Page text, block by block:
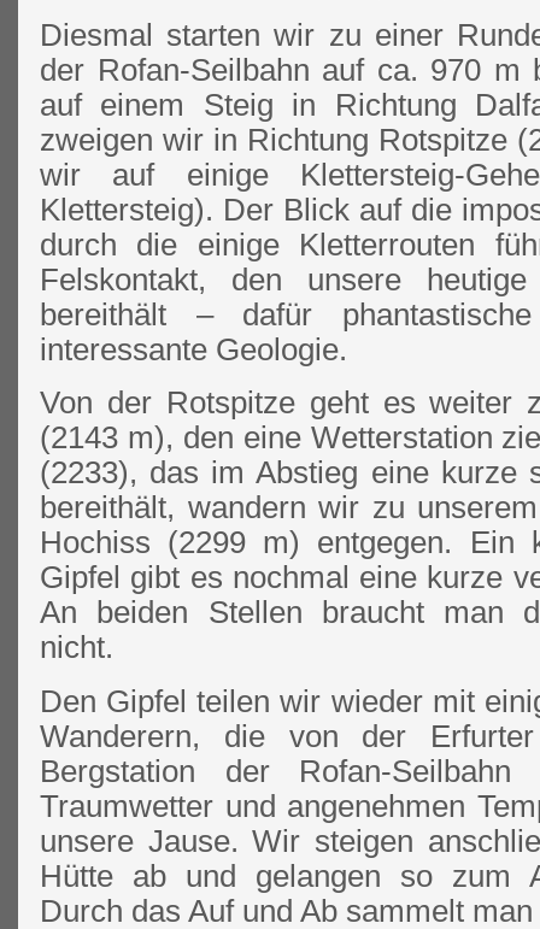
Diesmal starten wir zu einer
der Rofan-Seilbahn auf ca. 970 m
auf einem Steig in Richtung
zweigen wir in Richtung Rotspitze
wir auf einige Klettersteig-
Klettersteig). Der Blick auf die
durch die einige Kletterrouten
Felskontakt, den unsere
bereithält – dafür
interessante Geologie.
Von der Rotspitze geht es weiter
(2143 m), den eine Wetterstation
(2233), das im Abstieg eine kurze
bereithält, wandern wir zu
Hochiss (2299 m) entgegen. Ein
Gipfel gibt es nochmal eine kurze
An beiden Stellen braucht man
nicht.
Den Gipfel teilen wir wieder mit
Wanderern, die von der
Bergstation der Rofan-
Traumwetter und angenehmen
unsere Jause. Wir steigen
Hütte ab und gelangen so zum
Durch das Auf und Ab sammelt